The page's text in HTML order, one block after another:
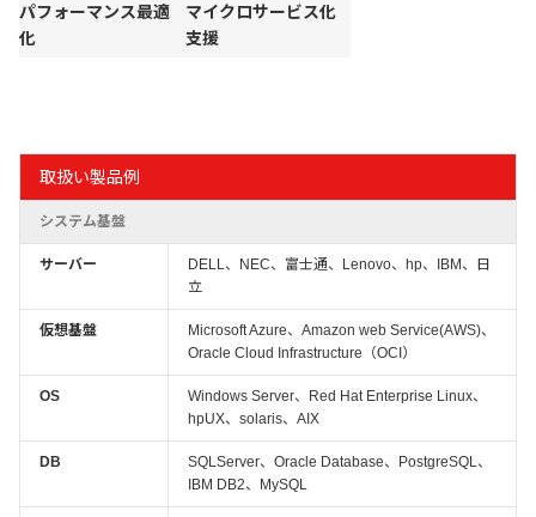
パフォーマンス最適
化
マイクロサービス化
支援
取扱い製品例
システム基盤
サーバー
DELL、NEC、富士通、Lenovo、hp、IBM、日
立
仮想基盤
Microsoft Azure、Amazon web Service(AWS)、
Oracle Cloud Infrastructure（OCI）
OS
Windows Server、Red Hat Enterprise Linux、
hpUX、solaris、AIX
DB
SQLServer、Oracle Database、PostgreSQL、
IBM DB2、MySQL